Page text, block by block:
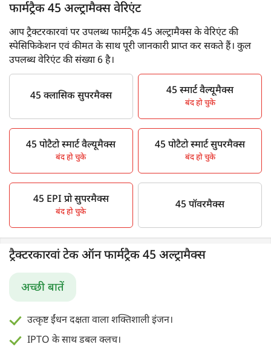
फार्मट्रैक 45 अल्ट्रामैक्स वेरिएंट
आप ट्रैक्टरकारवां पर उपलब्ध फार्मट्रैक 45 अल्ट्रामैक्स के वेरिएंट की
स्पेसिफिकेशन एवं कीमत के साथ पूरी जानकारी प्राप्त कर सकते हैं। कुल
उपलब्ध वेरिएंट की संख्या 6 है।
45 क्लासिक सुपरमैक्स 45 स्मार्ट वैल्यूमैक्स
बंद हो चुके
45 पोटैटो स्मार्ट वैल्यूमैक्स
बंद हो चुके
45 पोटैटो स्मार्ट सुपरमैक्स
बंद हो चुके
45 EPI प्रो सुपरमैक्स
बंद हो चुके
45 पॉवरमैक्स
ट्रैक्टरकारवां टेक ऑन फार्मट्रैक 45 अल्ट्रामैक्स
अच्छी बातें
उत्कृष्ट ईंधन दक्षता वाला शक्तिशाली इंजन।
IPTO के साथ डबल क्लच।